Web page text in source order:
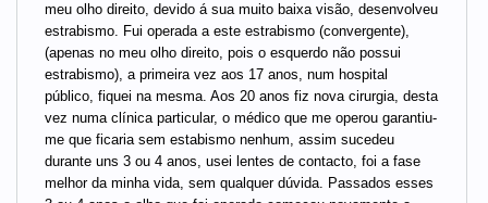
meu olho direito, devido á sua muito baixa visão, desenvolveu
estrabismo. Fui operada a este estrabismo (convergente),
(apenas no meu olho direito, pois o esquerdo não possui
estrabismo), a primeira vez aos 17 anos, num hospital
público, fiquei na mesma. Aos 20 anos fiz nova cirurgia, desta
vez numa clínica particular, o médico que me operou garantiu-
me que ficaria sem estabismo nenhum, assim sucedeu
durante uns 3 ou 4 anos, usei lentes de contacto, foi a fase
melhor da minha vida, sem qualquer dúvida. Passados esses